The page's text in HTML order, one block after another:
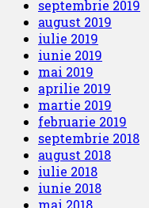
septembrie 2019
august 2019
iulie 2019
iunie 2019
mai 2019
aprilie 2019
martie 2019
februarie 2019
septembrie 2018
august 2018
iulie 2018
iunie 2018
mai 2018